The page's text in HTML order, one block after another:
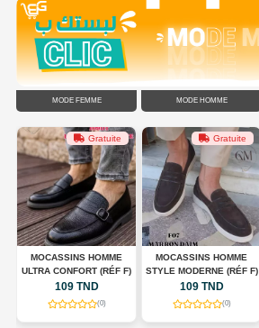
MODE FEMME MODE HOMME
Gratuite
MOCASSINS HOMME
ULTRA CONFORT (RÉF F)
109 TND
(0)
Gratuite
MOCASSINS HOMME
STYLE MODERNE (RÉF F)
109 TND
(0)